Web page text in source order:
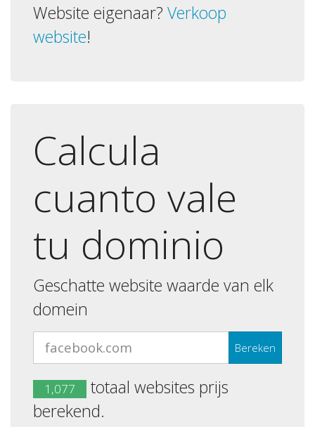
Website eigenaar? Verkoop
website!
Calcula
cuanto vale
tu dominio
Geschatte website waarde van elk
domein
1,077
totaal websites prijs
berekend.